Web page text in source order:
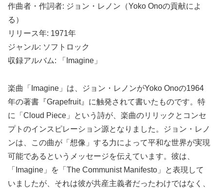
作曲者・作詞者: ジョン・レノン（Yoko Onoの貢献によ
る）
リリース年: 1971年
ジャンル: ソフトロック
収録アルバム: 「Imagine」
楽曲「Imagine」は、ジョン・レノンがYoko Onoの1964
年の著書『Grapefruit』に触発されて書いたものです。特
に「Cloud Piece」という詩が、楽曲のリリックとコンセ
プトのインスピレーション源となりました​​​​​​。ジョン・レノ
ンは、この曲が「想像」する力によって平和な世界が実現
可能であるというメッセージを伝えています。彼は、
「Imagine」を「The Communist Manifesto」と表現して
いましたが、それは彼が共産主義者だったわけではなく、